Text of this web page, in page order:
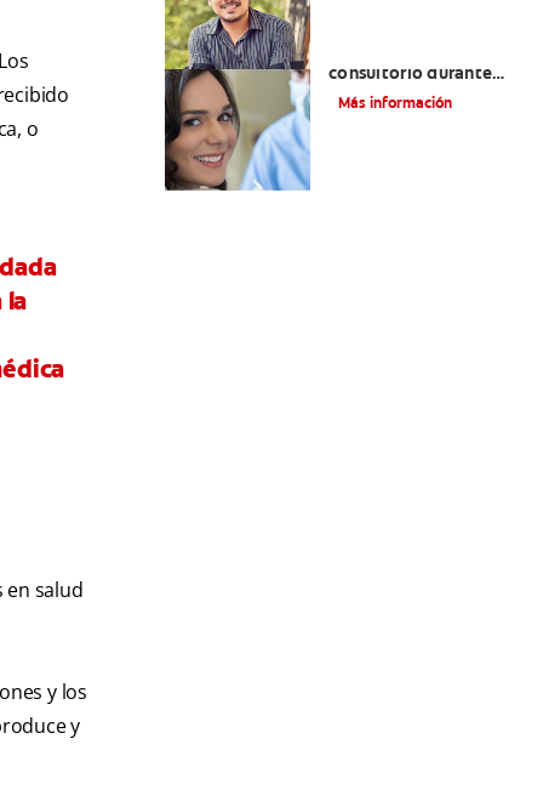
o
la
en salud
y los
y
consultorio durante
una cita de profilaxis
Más información